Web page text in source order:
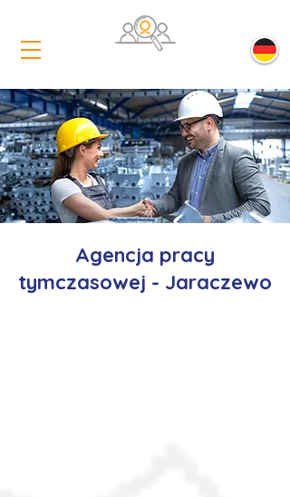
Agencja pracy
tymczasowej - Jaraczewo